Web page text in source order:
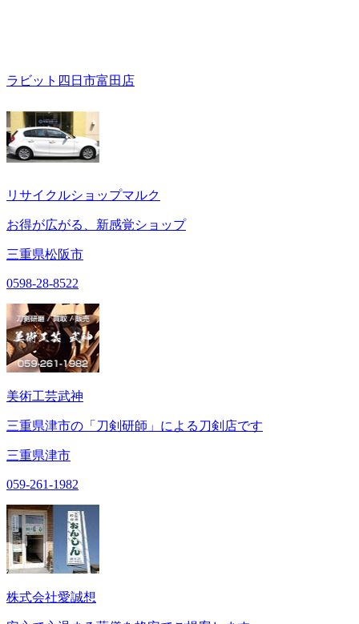
ラビット四日市富田店
リサイクルショップマルク
お得が広がる、新感覚ショップ
三重県松阪市
0598-28-8522
美術工芸武神
三重県津市の「刀剣研師」による刀剣店です
三重県津市
059-261-1982
株式会社愛誠想